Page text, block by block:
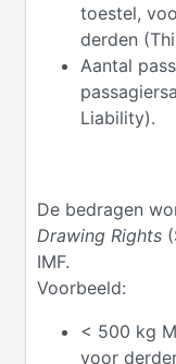
toestel,
derden
Aantal
Liability).
De bedragen
Drawing Rights
IMF.
Voorbeeld:
< 500 kg
voor